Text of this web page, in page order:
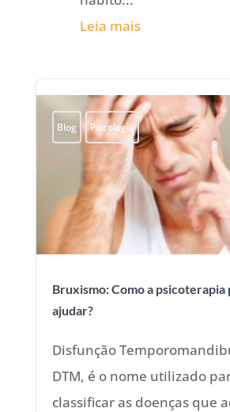
Leia mais
Blog Psicologia
Bruxismo: Como a psicoterapia
ajudar?
Disfunção
DTM, é o nome utilizado
classificar as doenças que